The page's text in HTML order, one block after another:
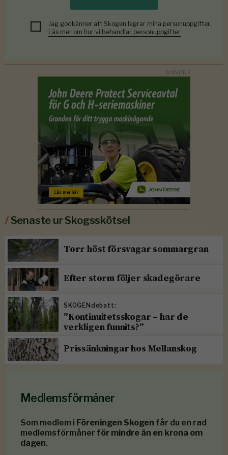
Jag godkänner att Skogen lagrar mina personuppgifter.
Läs mer om hur vi behandlar personuppgifter
/Senaste ur Skogsskötsel
Torr höst försvagar sommargran
Efter storm följer skadegörare
SKOGENdebatt:
”Kontinuitetsskogar – har de
verkligen funnits?”
Prissänkningar hos Mellanskog
Medlemsförmåner
Som medlem i Föreningen Skogen får du en rad
medlemsförmåner för mindre än en krona om
dagen.